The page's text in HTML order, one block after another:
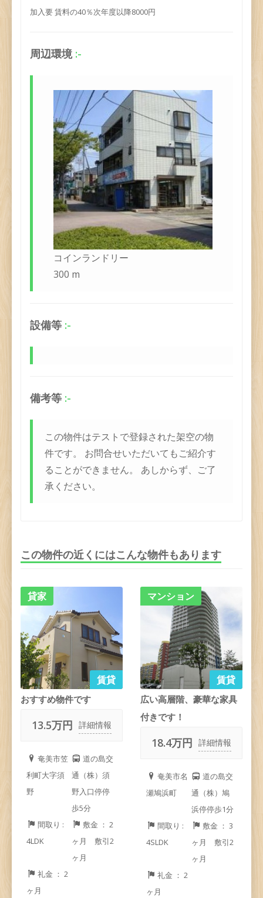
加入要 賃料の40％次年度以降8000円
周辺環境 :-
コインランドリー
300 m
設備等 :-
備考等 :-
この物件はテストで登録された架空の物
件です。 お問合せいただいてもご紹介す
ることができません。 あしからず、ご了
承ください。
この物件の近くにはこんな物件もあります
貸家
賃貸
おすすめ物件です
詳細情報
13.5万円
奄美市笠
利町大字須
野
道の島交
通（株）須
野入口停停
歩5分
間取り :
4LDK
敷金 ： 2
ヶ月 敷引2
ヶ月
礼金 ： 2
ヶ月
マンション
賃貸
広い高層階、豪華な家具
付きです！
詳細情報
18.4万円
奄美市名
瀬鳩浜町
道の島交
通（株）鳩
浜停停歩1分
間取り :
4SLDK
敷金 ： 3
ヶ月 敷引2
ヶ月
礼金 ： 2
ヶ月